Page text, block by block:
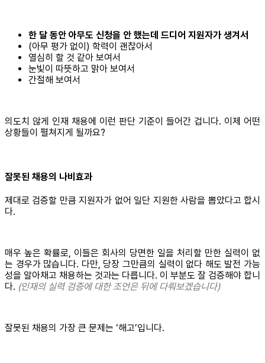
한 달 동안 아무도 신청을 안 했는데 드디어 지원자가 생겨서
(아무 평가 없이) 학력이 괜찮아서
열심히 할 것 같아 보여서
눈빛이 따뜻하고 맑아 보여서
간절해 보여서
의도치 않게 인재 채용에 이런 판단 기준이 들어간 겁니다. 이제 어떤
상황들이 펼쳐지게 될까요?
잘못된 채용의 나비효과
제대로 검증할 만큼 지원자가 없어 일단 지원한 사람을 뽑았다고 합시
다.
매우 높은 확률로, 이들은 회사의 당면한 일을 처리할 만한 실력이 없
는 경우가 많습니다. 다만, 당장 그만큼의 실력이 없다 해도 발전 가능
성을 알아채고 채용하는 것과는 다릅니다. 이 부분도 잘 검증해야 합니
다. (인재의 실력 검증에 대한 조언은 뒤에 다뤄보겠습니다)
잘못된 채용의 가장 큰 문제는 ‘해고’입니다.